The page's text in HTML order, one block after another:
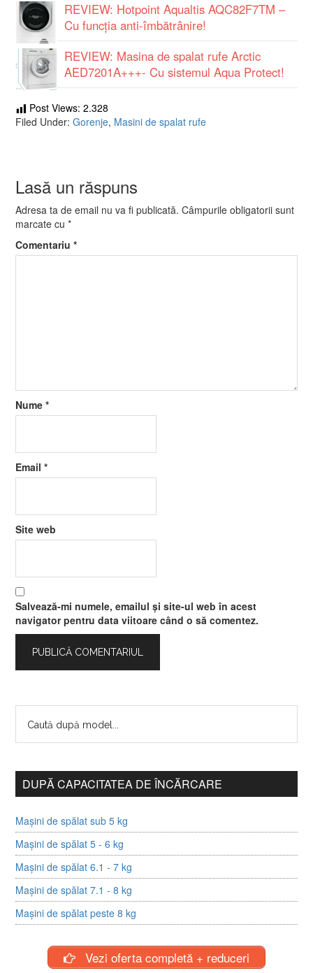
REVIEW: Hotpoint Aqualtis AQC82F7TM –
Cu funcţia anti-îmbătrânire!
REVIEW: Masina de spalat rufe Arctic
AED7201A+++- Cu sistemul Aqua Protect!
Post Views: 2.328
Filed Under:Gorenje, Masini de spalat rufe
Lasă un răspuns
Adresa ta de email nu va fi publicată. Câmpurile obligatorii sunt
marcate cu*
Comentariu*
Nume*
Email*
Site web
Salvează-mi numele, emailul și site-ul web în acest
navigator pentru data viitoare când o să comentez.
DUPĂ CAPACITATEA DE ÎNCĂRCARE
Mașini de spălat sub 5 kg
Mașini de spălat 5 - 6 kg
Mașini de spălat 6.1 - 7 kg
Mașini de spălat 7.1 - 8 kg
Mașini de spălat peste 8 kg
Vezi oferta completă + reduceri